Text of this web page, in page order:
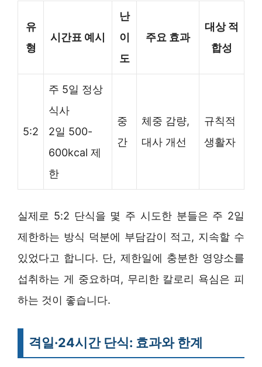
유
형
시간표 예시
난
이
도
주요 효과
대상 적
합성
5:2
주 5일 정상
식사
2일 500-
600kcal 제
한
중
간
체중 감량,
대사 개선
규칙적
생활자
실제로 5:2 단식을 몇 주 시도한 분들은 주 2일
제한하는 방식 덕분에 부담감이 적고, 지속할 수
있었다고 합니다. 단, 제한일에 충분한 영양소를
섭취하는 게 중요하며, 무리한 칼로리 욕심은 피
하는 것이 좋습니다.
격일·24시간 단식: 효과와 한계